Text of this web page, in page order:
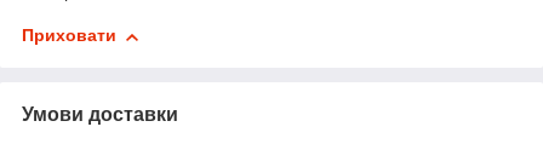
Приховати
Умови доставки